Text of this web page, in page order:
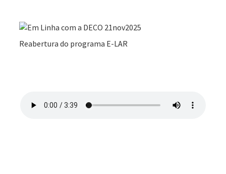
Reabertura do programa E-LAR